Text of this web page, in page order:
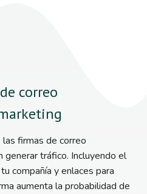
correo
firmas de correo
generar tráfico. Incluyendo el
compañía y enlaces para
aumenta la probabilidad de